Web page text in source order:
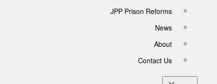
JPP Prison Reforms
News
About
Contact Us